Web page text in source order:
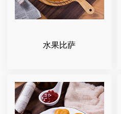
水果比萨